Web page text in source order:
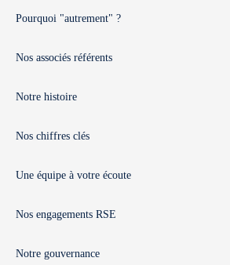
Pourquoi "autrement" ?
Nos associés référents
Notre histoire
Nos chiffres clés
Une équipe à votre écoute
Nos engagements RSE
Notre gouvernance